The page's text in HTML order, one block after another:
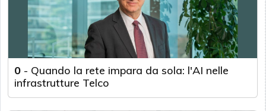
0 - Quando la rete impara da sola: l'AI nelle
infrastrutture Telco